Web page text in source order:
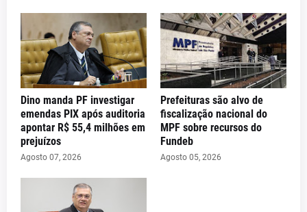
Dino manda PF investigar
emendas PIX após auditoria
apontar R$ 55,4 milhões em
prejuízos
Agosto 07, 2026
Prefeituras são alvo de
fiscalização nacional do
MPF sobre recursos do
Fundeb
Agosto 05, 2026